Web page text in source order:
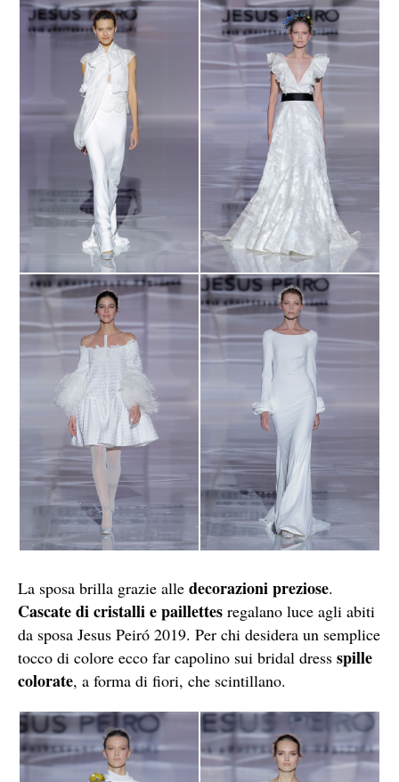
La sposa brilla grazie alle decorazioni preziose.
Cascate di cristalli e paillettes regalano luce agli abiti
da sposa Jesus Peiró 2019. Per chi desidera un semplice
tocco di colore ecco far capolino sui bridal dress spille
colorate, a forma di fiori, che scintillano.